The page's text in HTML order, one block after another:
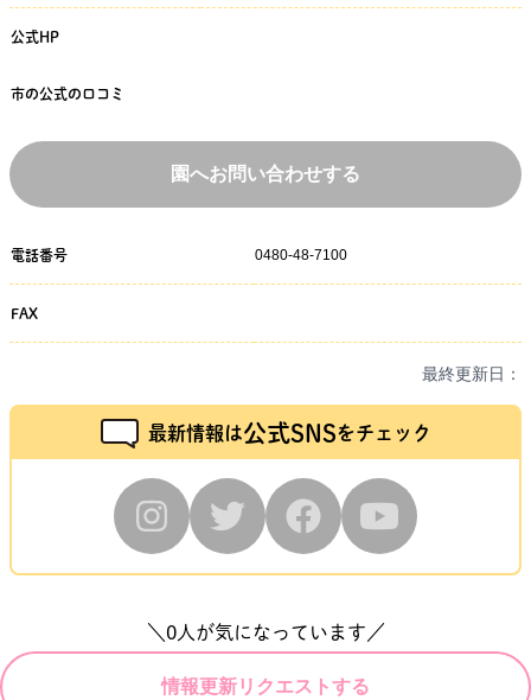
公式HP
市の公式の口コミ
園へお問い合わせする
電話番号 0480-48-7100
FAX
最終更新日：
最新情報は公式SNSをチェック
＼ 0人が気になっています／
情報更新リクエストする